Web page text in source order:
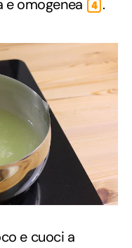
e omogenea
4 .
e cuoci a